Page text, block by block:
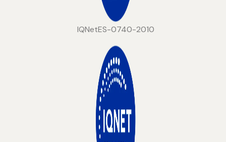
IQNetES-0740-2010